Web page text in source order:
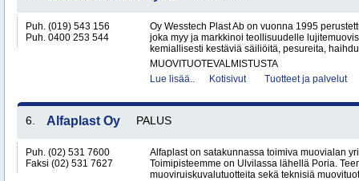
Puh. (019) 543 156
Puh. 0400 253 544
Oy Wesstech Plast Ab on vuonna 1995
joka myy ja markkinoi teollisuudelle
kemiallisesti kestäviä säiliöitä, pesureita,
MUOVITUOTEVALMISTUSTA
Lue lisää..
Kotisivut Tuotteet ja palvelut
6. Alfaplast Oy PALUS
Puh. (02) 531 7600
Faksi (02) 531 7627
Alfaplast on satakunnassa toimiva muovialan
Toimipisteemme on Ulvilassa lähellä Poria.
muoviruiskuvalutuotteita sekä teknisiä